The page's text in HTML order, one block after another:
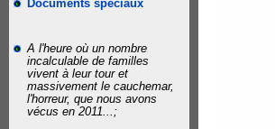
Documents spéciaux
A l'heure où un nombre
incalculable de familles
vivent à leur tour et
massivement le cauchemar,
l'horreur, que nous avons
vécus en 2011...;